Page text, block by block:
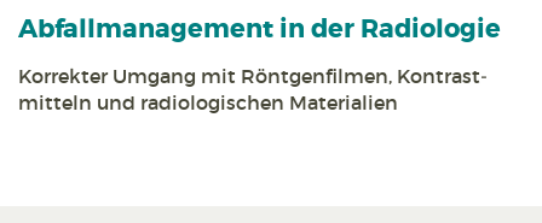
Abfall­management in der Radiologie
Korrekter Umgang mit Röntgen­filmen, Kontrast­
mitteln und radiologischen Materialien